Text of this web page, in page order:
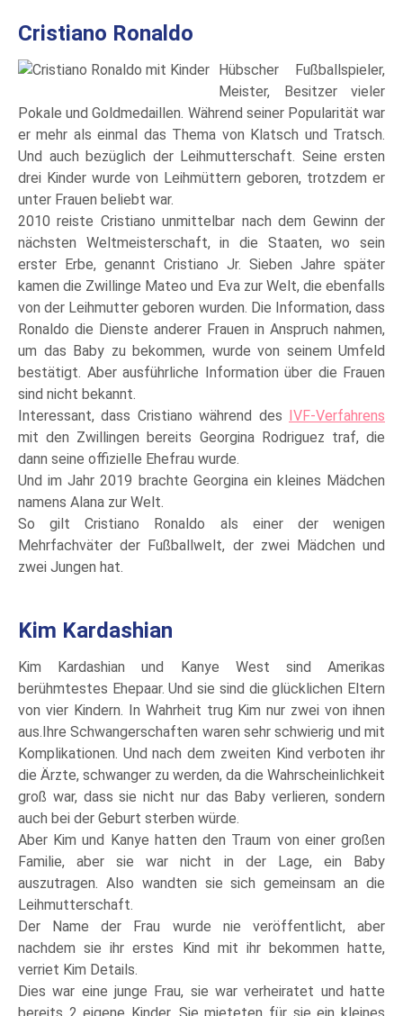
Cristiano Ronaldo
Hübscher Fußballspieler,
Meister, Besitzer vieler
Pokale und Goldmedaillen. Während seiner Popularität war
er mehr als einmal das Thema von Klatsch und Tratsch.
Und auch bezüglich der Leihmutterschaft. Seine ersten
drei Kinder wurde von Leihmüttern geboren, trotzdem er
unter Frauen beliebt war.
2010 reiste Cristiano unmittelbar nach dem Gewinn der
nächsten Weltmeisterschaft, in die Staaten, wo sein
erster Erbe, genannt Cristiano Jr. Sieben Jahre später
kamen die Zwillinge Mateo und Eva zur Welt, die ebenfalls
von der Leihmutter geboren wurden. Die Information, dass
Ronaldo die Dienste anderer Frauen in Anspruch nahmen,
um das Baby zu bekommen, wurde von seinem Umfeld
bestätigt. Aber ausführliche Information über die Frauen
sind nicht bekannt.
Interessant, dass Cristiano während des IVF-Verfahrens
mit den Zwillingen bereits Georgina Rodriguez traf, die
dann seine offizielle Ehefrau wurde.
Und im Jahr 2019 brachte Georgina ein kleines Mädchen
namens Alana zur Welt.
So gilt Cristiano Ronaldo als einer der wenigen
Mehrfachväter der Fußballwelt, der zwei Mädchen und
zwei Jungen hat.
Kim Kardashian
Kim Kardashian und Kanye West sind Amerikas
berühmtestes Ehepaar. Und sie sind die glücklichen Eltern
von vier Kindern. In Wahrheit trug Kim nur zwei von ihnen
aus.Ihre Schwangerschaften waren sehr schwierig und mit
Komplikationen. Und nach dem zweiten Kind verboten ihr
die Ärzte, schwanger zu werden, da die Wahrscheinlichkeit
groß war, dass sie nicht nur das Baby verlieren, sondern
auch bei der Geburt sterben würde.
Aber Kim und Kanye hatten den Traum von einer großen
Familie, aber sie war nicht in der Lage, ein Baby
auszutragen. Also wandten sie sich gemeinsam an die
Leihmutterschaft.
Der Name der Frau wurde nie veröffentlicht, aber
nachdem sie ihr erstes Kind mit ihr bekommen hatte,
verriet Kim Details.
Dies war eine junge Frau, sie war verheiratet und hatte
bereits 2 eigene Kinder. Sie mieteten für sie ein kleines